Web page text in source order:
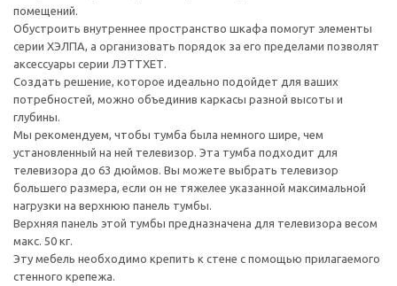
помещений.
Обустроить внутреннее пространство шкафа помогут элементы
серии ХЭЛПА, а организовать порядок за его пределами позволят
аксессуары серии ЛЭТТХЕТ.
Создать решение, которое идеально подойдет для ваших
потребностей, можно объединив каркасы разной высоты и
глубины.
Мы рекомендуем, чтобы тумба была немного шире, чем
установленный на ней телевизор. Эта тумба подходит для
телевизора до 63 дюймов. Вы можете выбрать телевизор
большего размера, если он не тяжелее указанной максимальной
нагрузки на верхнюю панель тумбы.
Верхняя панель этой тумбы предназначена для телевизора весом
макс. 50 кг.
Эту мебель необходимо крепить к стене с помощью прилагаемого
стенного крепежа.